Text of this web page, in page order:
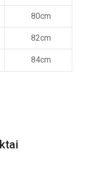
80cm
82cm
84cm